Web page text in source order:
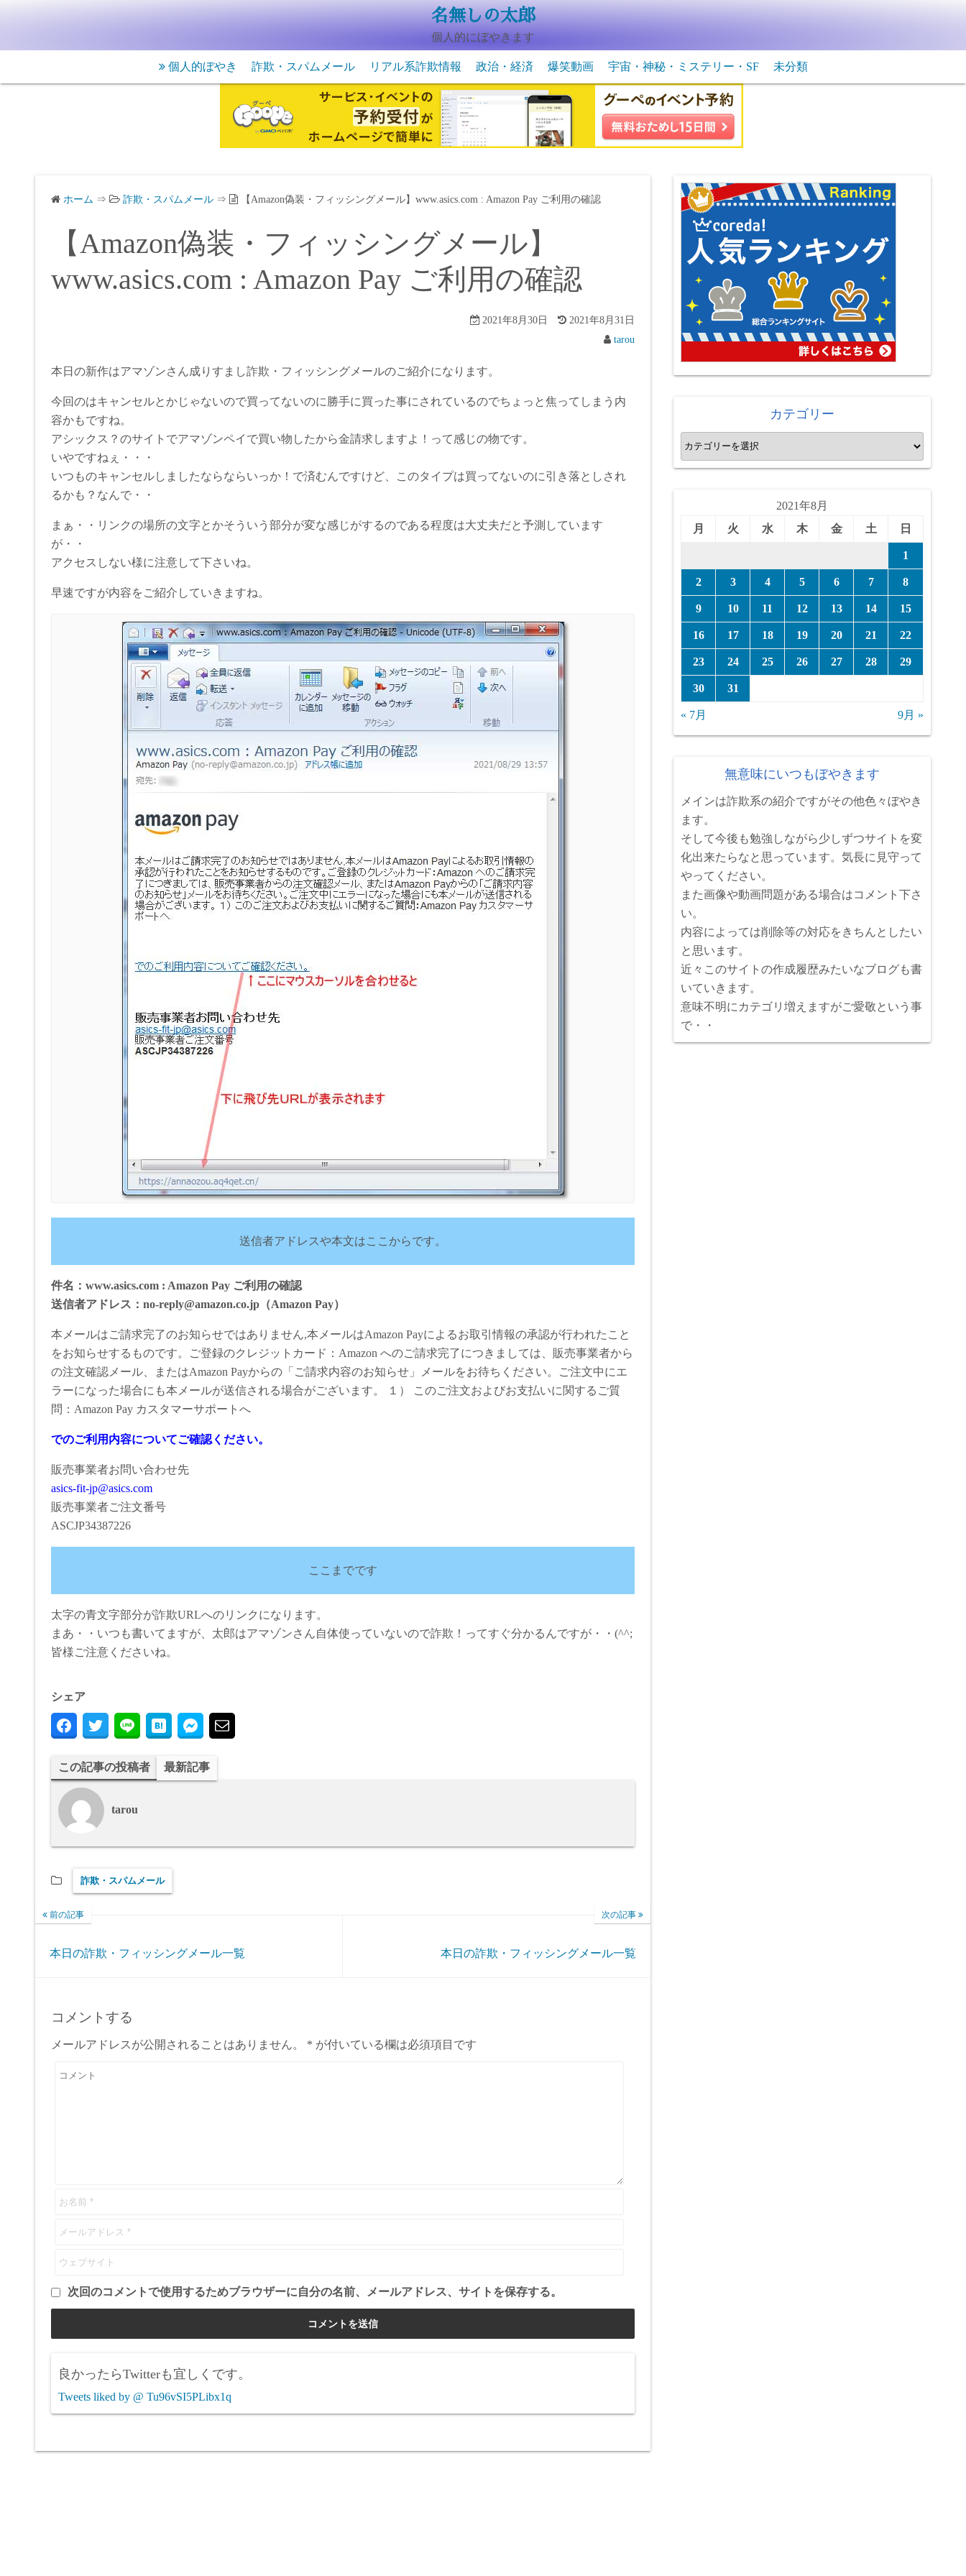
名無しの太郎
個人的にぼやきます
個人的ぼやき 詐欺・スパムメール リアル系詐欺情報 政治・経済 爆笑動画
動物系の爆笑動画
宇宙・神秘・ミステリー・SF
未確認生物・飛行物体
宇宙・ＳＦ
未分類
ホーム ⇒ 詐欺・スパムメール ⇒ 【Amazon偽装・フィッシングメール】www.asics.com : Amazon Pay ご利用の確認
【Amazon偽装・フィッシングメール】
www.asics.com : Amazon Pay ご利用の確認
2021年8月30日
2021年8月31日
tarou
本日の新作はアマゾンさん成りすまし詐欺・フィッシングメールのご紹介になります。
今回のはキャンセルとかじゃないので買ってないのに勝手に買った事にされているのでちょっと焦ってしまう内
容かもですね。
アシックス？のサイトでアマゾンペイで買い物したから金請求しますよ！って感じの物です。
いやですねぇ・・・
いつものキャンセルしましたならならいっか！で済むんですけど、このタイプは買ってないのに引き落としされ
るかも？なんで・・
まぁ・・リンクの場所の文字とかそういう部分が変な感じがするのである程度は大丈夫だと予測しています
が・・
アクセスしない様に注意して下さいね。
早速ですが内容をご紹介していきますね。
送信者アドレスや本文はここからです。
件名：www.asics.com : Amazon Pay ご利用の確認
送信者アドレス：no-reply@amazon.co.jp（Amazon Pay）
本メールはご請求完了のお知らせではありません,本メールはAmazon Payによるお取引情報の承認が行われたこと
をお知らせするものです。ご登録のクレジットカード：Amazon へのご請求完了につきましては、販売事業者から
の注文確認メール、またはAmazon Payからの「ご請求内容のお知らせ」メールをお待ちください。ご注文中にエ
ラーになった場合にも本メールが送信される場合がございます。 １） このご注文およびお支払いに関するご質
問：Amazon Pay カスタマーサポートへ
でのご利用内容についてご確認ください。
販売事業者お問い合わせ先
asics-fit-jp@asics.com
販売事業者ご注文番号
ASCJP34387226
ここまでです
太字の青文字部分が詐欺URLへのリンクになります。
まあ・・いつも書いてますが、太郎はアマゾンさん自体使っていないので詐欺！ってすぐ分かるんですが・・(^^;
皆様ご注意くださいね。
シェア
この記事の投稿者 最新記事
tarou
詐欺・スパムメール
前の記事
本日の詐欺・フィッシングメール一覧
次の記事
本日の詐欺・フィッシングメール一覧
コメントする
メールアドレスが公開されることはありません。 * が付いている欄は必須項目です
次回のコメントで使用するためブラウザーに自分の名前、メールアドレス、サイトを保存する。
良かったらTwitterも宜しくです。
Tweets liked by @ Tu96vSI5PLibx1q
カテゴリー
カ
テ
2021年8月
月
火 水 木 金 土 日
1
2 3 4 5 6 7 8
9 10 11 12 13 14 15
16 17 18 19 20 21 22
23 24 25 26 27 28 29
30 31
« 7月 9月 »
無意味にいつもぼやきます
メインは詐欺系の紹介ですがその他色々ぼやき
ます。
そして今後も勉強しながら少しずつサイトを変
化出来たらなと思っています。気長に見守って
やってください。
また画像や動画問題がある場合はコメント下さ
い。
内容によっては削除等の対応をきちんとしたい
と思います。
近々このサイトの作成履歴みたいなブログも書
いていきます。
意味不明にカテゴリ増えますがご愛敬という事
で・・